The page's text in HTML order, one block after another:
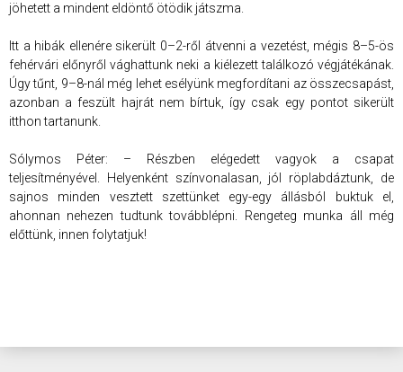
jöhetett a mindent eldöntő ötödik játszma.
Itt a hibák ellenére sikerült 0–2-ről átvenni a vezetést, mégis 8–5-ös
fehérvári előnyről vághattunk neki a kiélezett találkozó végjátékának.
Úgy tűnt, 9–8-nál még lehet esélyünk megfordítani az összecsapást,
azonban a feszült hajrát nem bírtuk, így csak egy pontot sikerült
itthon tartanunk.
Sólymos Péter: – Részben elégedett vagyok a csapat
teljesítményével. Helyenként színvonalasan, jól röplabdáztunk, de
sajnos minden vesztett szettünket egy-egy állásból buktuk el,
ahonnan nehezen tudtunk továbblépni. Rengeteg munka áll még
előttünk, innen folytatjuk!